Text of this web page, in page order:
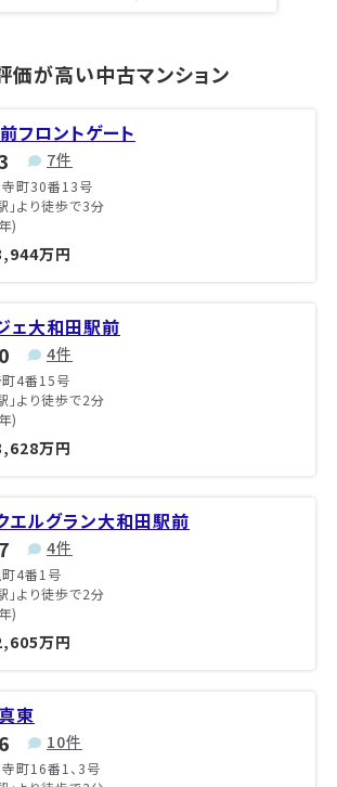
価が高い中古マンション
フロントゲート
7件
町30番13号
」より徒歩で3分
)
万円
ェ大和田駅前
4件
4番15号
」より徒歩で2分
)
万円
エルグラン大和田駅前
4件
4番1号
」より徒歩で2分
)
万円
東
10件
町16番1、3号